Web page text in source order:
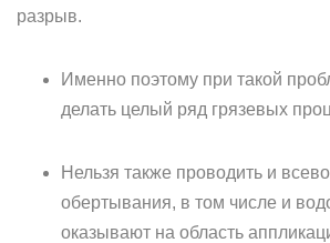
разрыв.
Именно поэтому при такой
делать целый ряд грязевых
Нельзя также проводить и
обертывания, в том числе и
оказывают на область